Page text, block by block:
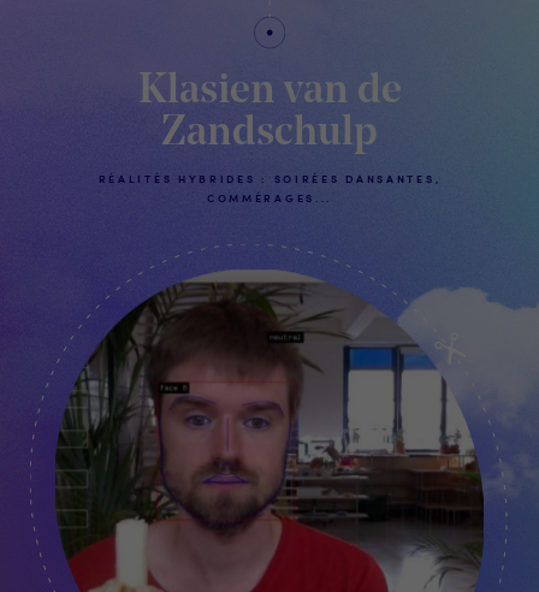
Klasien van de
Zandschulp
RÉALITÉS HYBRIDES : SOIRÉES DANSANTES,
COMMÉRAGES...